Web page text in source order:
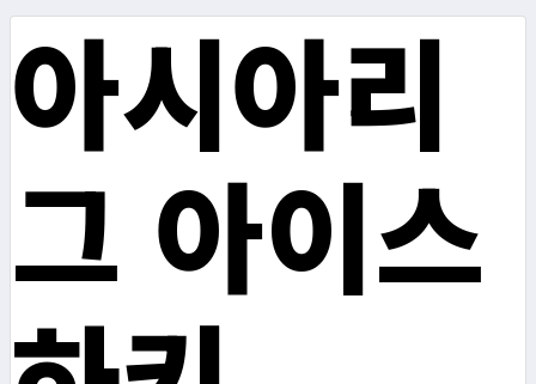
아시아리
그 아이스